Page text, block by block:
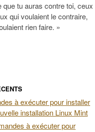
tu auras contre toi, ceux
qui voulaient le contraire,
rien faire. »
à exécuter pour installer
installation Linux Mint
à exécuter pour